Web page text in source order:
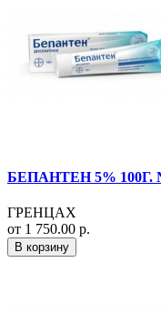
БЕПАНТЕН 5%
ГРЕНЦАХ
от 1 750.00 р.
В корзину